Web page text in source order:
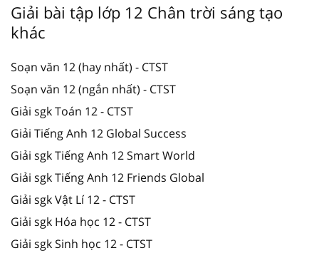
Giải bài tập lớp 12 Chân trời sáng tạo
khác
Soạn văn 12 (hay nhất) - CTST
Soạn văn 12 (ngắn nhất) - CTST
Giải sgk Toán 12 - CTST
Giải Tiếng Anh 12 Global Success
Giải sgk Tiếng Anh 12 Smart World
Giải sgk Tiếng Anh 12 Friends Global
Giải sgk Vật Lí 12 - CTST
Giải sgk Hóa học 12 - CTST
Giải sgk Sinh học 12 - CTST